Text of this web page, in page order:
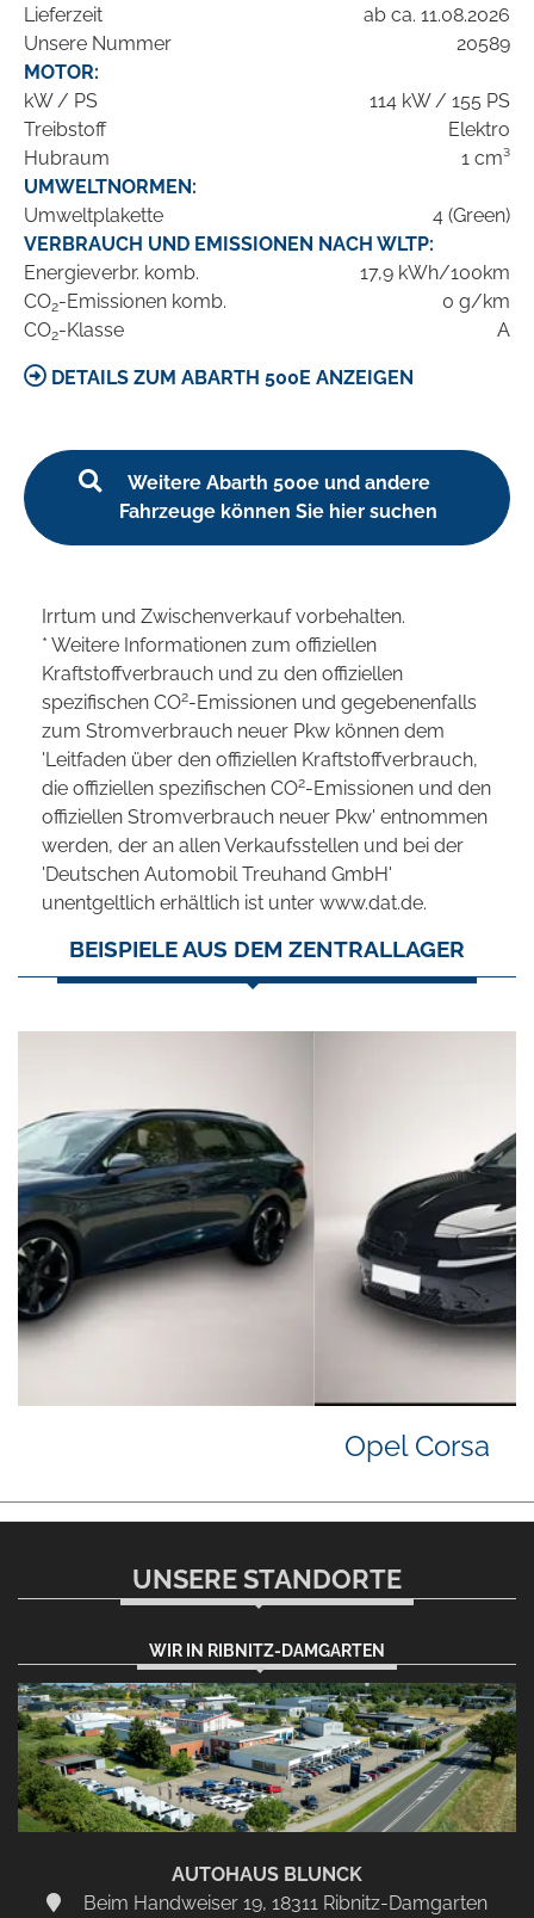
Lieferzeit
ab ca. 11.08.2026
Unsere Nummer
20589
MOTOR:
kW / PS
114 kW / 155 PS
Treibstoff
Elektro
Hubraum
1 cm³
UMWELTNORMEN:
Umweltplakette
4 (Green)
VERBRAUCH UND EMISSIONEN NACH WLTP:
Energieverbr. komb.
17,9 kWh/100km
CO2-Emissionen komb.
0 g/km
CO2-Klasse A
DETAILS ZUM ABARTH 500E ANZEIGEN
Weitere Abarth 500e und andere
Fahrzeuge können Sie hier suchen
Irrtum und Zwischenverkauf vorbehalten.
* Weitere Informationen zum offiziellen
Kraftstoffverbrauch und zu den offiziellen
spezifischen CO2-Emissionen und gegebenenfalls
zum Stromverbrauch neuer Pkw können dem
'Leitfaden über den offiziellen Kraftstoffverbrauch,
die offiziellen spezifischen CO2-Emissionen und den
offiziellen Stromverbrauch neuer Pkw' entnommen
werden, der an allen Verkaufsstellen und bei der
'Deutschen Automobil Treuhand GmbH'
unentgeltlich erhältlich ist unter www.dat.de.
BEISPIELE AUS DEM ZENTRALLAGER
UNSERE STANDORTE
WIR IN RIBNITZ-DAMGARTEN
AUTOHAUS BLUNCK
Beim Handweiser 19, 18311 Ribnitz-Damgarten